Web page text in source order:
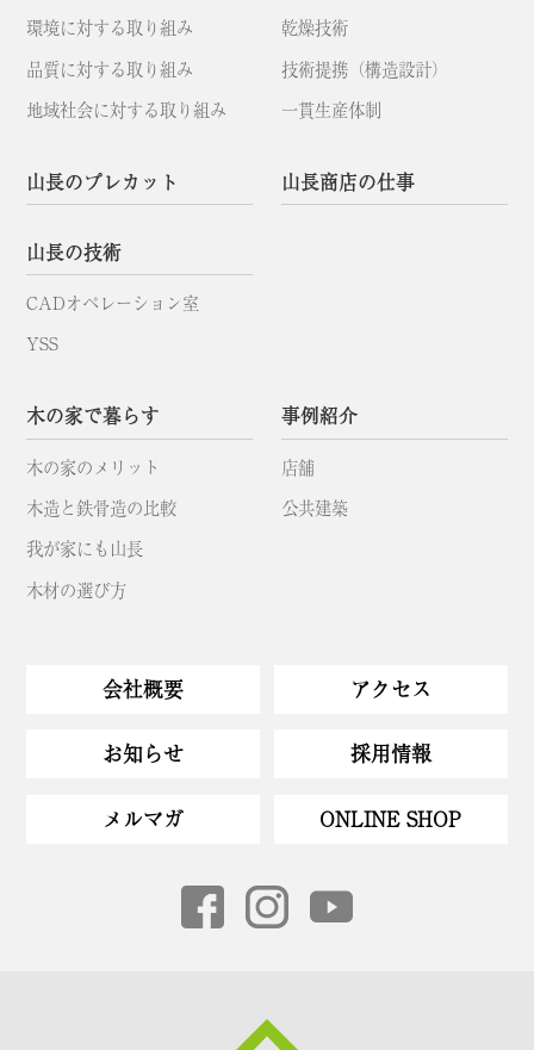
環境に対する取り組み
品質に対する取り組み
地域社会に対する取り組み
乾燥技術
技術提携（構造設計）
一貫生産体制
山長のプレカット
山長の技術
CADオペレーション室
YSS
山長商店の仕事
木の家で暮らす
木の家のメリット
木造と鉄骨造の比較
我が家にも山長
木材の選び方
事例紹介
店舗
公共建築
会社概要 アクセス
お知らせ 採用情報
メルマガ ONLINE SHOP